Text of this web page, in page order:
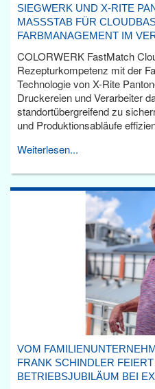
SIEGWERK UND X-RITE
MASSSTAB FÜR
ARBMANAGEMENT IM
COLORWERK FastMatch
Rezepturkompetenz mit der
Technologie von X-Rite
Druckereien und Verarbeiter
standortübergreifend zu
und Produktionsabläufe
Weiterlesen...
VOM
FRANK SCHINDLER
BETRIEBSJUBILÄUM BEI